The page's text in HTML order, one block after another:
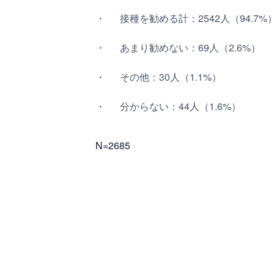
接種を勧める計：2542人（94.7%
あまり勧めない：69人（2.6%）
その他：30人（1.1%）
分からない：44人（1.6%）
N=2685